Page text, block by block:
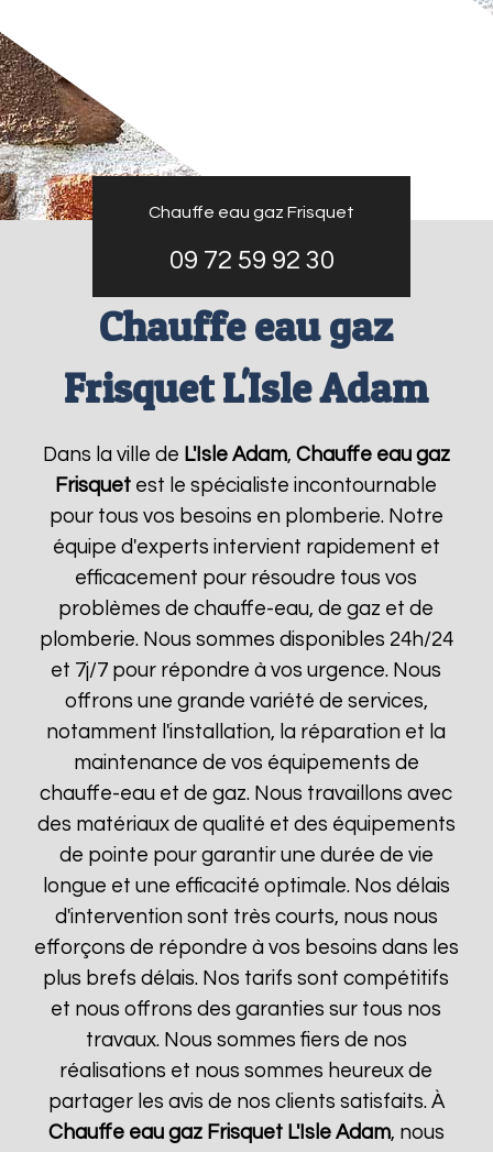
Chauffe eau gaz Frisquet
09 72 59 92 30
Chauffe eau gaz
Frisquet L'Isle Adam
Dans la ville de L'Isle Adam, Chauffe eau gaz
Frisquet est le spécialiste incontournable
pour tous vos besoins en plomberie. Notre
équipe d'experts intervient rapidement et
efficacement pour résoudre tous vos
problèmes de chauffe-eau, de gaz et de
plomberie. Nous sommes disponibles 24h/24
et 7j/7 pour répondre à vos urgence. Nous
offrons une grande variété de services,
notamment l'installation, la réparation et la
maintenance de vos équipements de
chauffe-eau et de gaz. Nous travaillons avec
des matériaux de qualité et des équipements
de pointe pour garantir une durée de vie
longue et une efficacité optimale. Nos délais
d'intervention sont très courts, nous nous
efforçons de répondre à vos besoins dans les
plus brefs délais. Nos tarifs sont compétitifs
et nous offrons des garanties sur tous nos
travaux. Nous sommes fiers de nos
réalisations et nous sommes heureux de
partager les avis de nos clients satisfaits. À
Chauffe eau gaz Frisquet L'Isle Adam, nous